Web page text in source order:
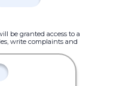
be granted access to a
write complaints and